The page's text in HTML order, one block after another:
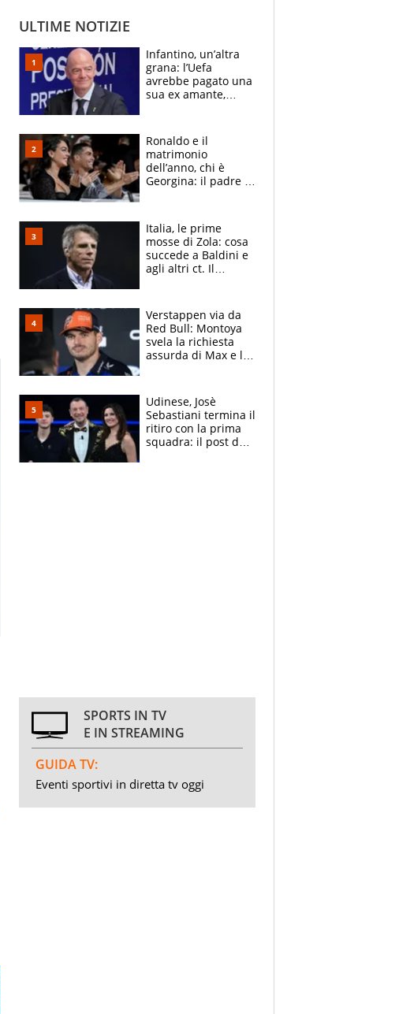
ULTIME NOTIZIE
Infantino, un’altra
grana: l’Uefa
avrebbe pagato una
sua ex amante,
Ronaldo e il
matrimonio
dell’anno, chi è
Georgina: il padre in
social
Italia, le prime
mosse di Zola: cosa
succede a Baldini e
agli altri ct. Il
azzurri
Verstappen via da
Red Bull: Montoya
svela la richiesta
assurda di Max e lo
McLaren siano
meglio?”
Udinese, Josè
Sebastiani termina il
ritiro con la prima
squadra: il post del
SPORTS IN TV
E IN STREAMING
GUIDA TV:
Eventi sportivi in diretta tv oggi